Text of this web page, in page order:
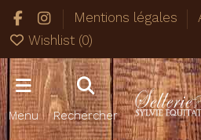
Mentions légales
Wishlist (0)
Menu Rechercher